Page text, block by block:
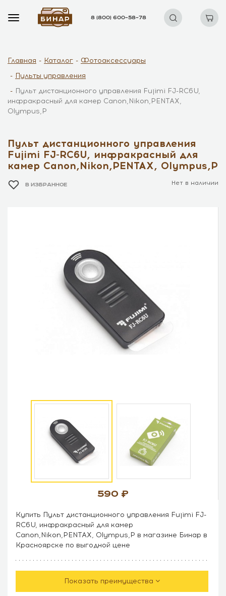
8 (800) 600–58–78
Главная Каталог
Фотоаксессуары
Пульты управления
Пульт дистанционного управления Fujimi FJ-RC6U,
инфракрасный для камер Canon,Nikon,PENTAX,
Olympus,P
Пульт дистанционного управления
Fujimi FJ-RC6U, инфракрасный для
камер Canon,Nikon,PENTAX, Olympus,P
В ИЗБРАННОЕ Нет в наличии
590
Купить Пульт дистанционного управления Fujimi FJ-
RC6U, инфракрасный для камер
Canon,Nikon,PENTAX, Olympus,P в магазине Бинар в
Красноярске по выгодной цене
Показать преимущества